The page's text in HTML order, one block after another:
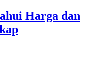
Harga dan